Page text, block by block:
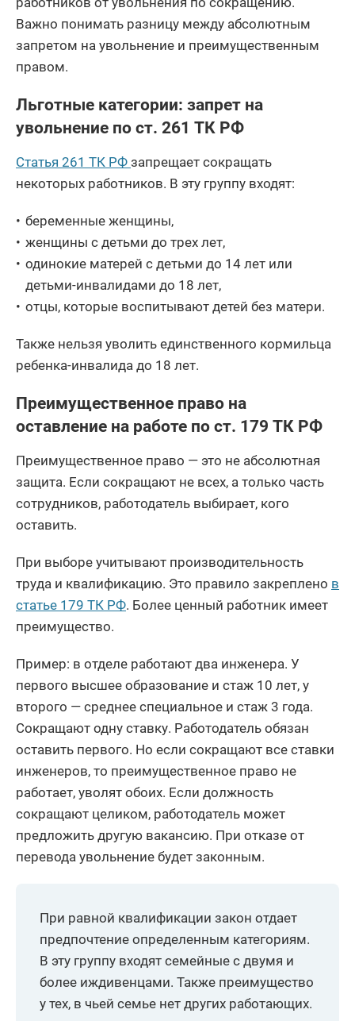
Важно понимать разницу между абсолютным
запретом на увольнение и преимущественным
правом.
Льготные категории: запрет на
увольнение по ст. 261 ТК РФ
Статья 261 ТК РФ запрещает сокращать
некоторых работников. В эту группу входят:
беременные женщины,
женщины с детьми до трех лет,
одинокие матерей с детьми до 14 лет или
детьми-инвалидами до 18 лет,
отцы, которые воспитывают детей без матери.
Также нельзя уволить единственного кормильца
ребенка-инвалида до 18 лет.
Преимущественное право на
оставление на работе по ст. 179 ТК РФ
Преимущественное право — это не абсолютная
защита. Если сокращают не всех, а только часть
сотрудников, работодатель выбирает, кого
оставить.
При выборе учитывают производительность
труда и квалификацию. Это правило закреплено в
статье 179 ТК РФ. Более ценный работник имеет
преимущество.
Пример: в отделе работают два инженера. У
первого высшее образование и стаж 10 лет, у
второго — среднее специальное и стаж 3 года.
Сокращают одну ставку. Работодатель обязан
оставить первого. Но если сокращают все ставки
инженеров, то преимущественное право не
работает, уволят обоих. Если должность
сокращают целиком, работодатель может
предложить другую вакансию. При отказе от
перевода увольнение будет законным.
При равной квалификации закон отдает
предпочтение определенным категориям.
В эту группу входят семейные с двумя и
более иждивенцами. Также преимущество
у тех, в чьей семье нет других работающих.